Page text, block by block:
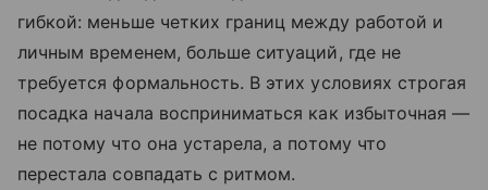
гибкой: меньше четких границ между работой и
личным временем, больше ситуаций, где не
требуется формальность. В этих условиях строгая
посадка начала восприниматься как избыточная —
не потому что она устарела, а потому что
перестала совпадать с ритмом.